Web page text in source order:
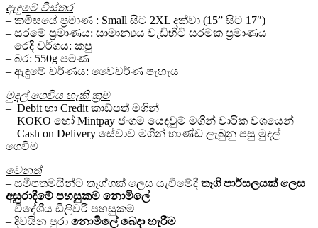
ඇඳුමේ විස්තර
– කමිසයේ ප්‍රමාණ : Small සිට 2XL දක්වා (15” සිට 17″)
– සරමේ ප්‍රමාණය: සාමාන්‍යය වැඩිහිටි සරමක ප්‍රමාණය
– රෙදි වර්ගය: කපු
– බර: 550g පමණ
– ඇඳුමේ වර්ණය: වෛවර්ණ පැහැය
මුදල් ගෙවිය හැකි ක්‍රම
– Debit හා Credit කාඩ්පත් මගින්
– KOKO හෝ Mintpay ජංගම යෙදවුම් මගින් වාරික වශයෙන්
– Cash on Delivery සේවාව මගින් භාණ්ඩ ලැබුනු පසු මුදල්
ගෙවීම
වෙනත්
– සමීපතමයින්ට තෑග්ගක් ලෙස යැවීමේදී තෑගි පාර්සලයක් ලෙස
අසුරාදීමේ පහසුකම නොමිලේ
– විදේශීය ඩිලිවරි පහසුකම්
– දිවයින පුරා නොමිලේ බෙදා හැරීම